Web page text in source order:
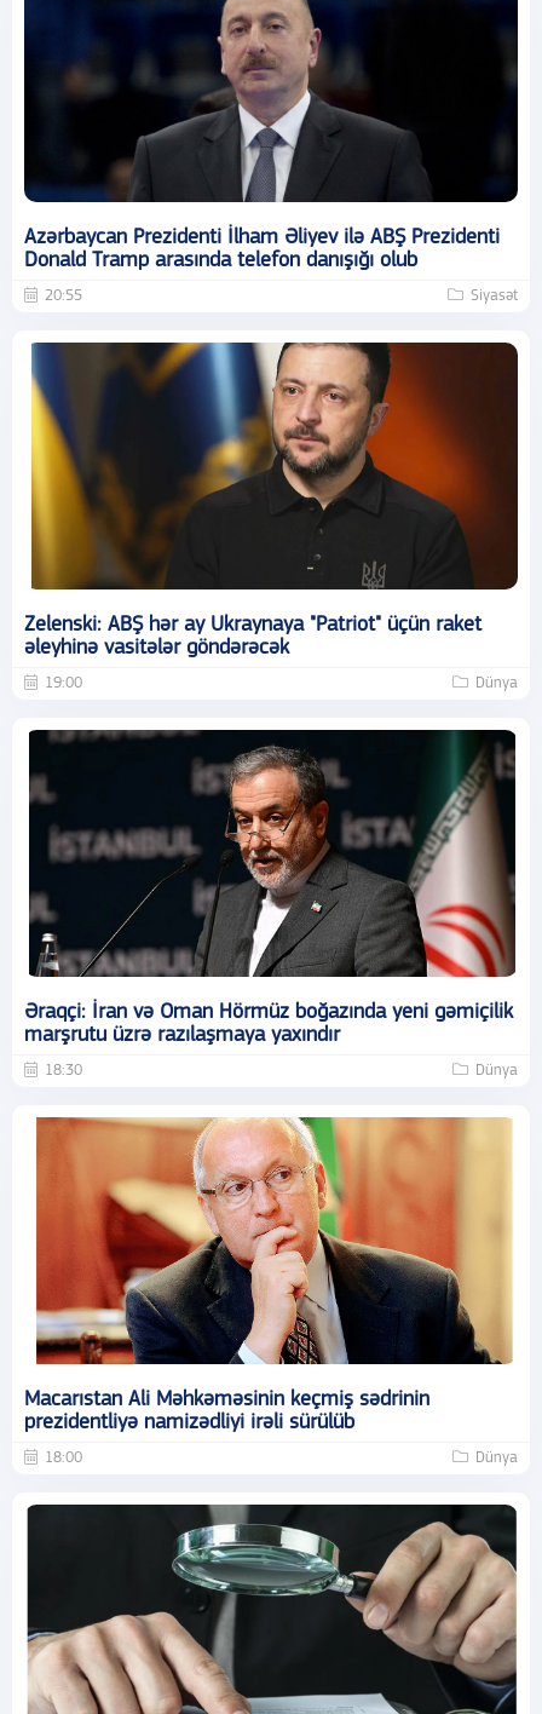
Azərbaycan Prezidenti İlham Əliyev ilə ABŞ Prezidenti
Donald Tramp arasında telefon danışığı olub
20:55 Siyasət
Zelenski: ABŞ hər ay Ukraynaya "Patriot" üçün raket
əleyhinə vasitələr göndərəcək
19:00 Dünya
Əraqçi: İran və Oman Hörmüz boğazında yeni gəmiçilik
marşrutu üzrə razılaşmaya yaxındır
18:30 Dünya
Macarıstan Ali Məhkəməsinin keçmiş sədrinin
prezidentliyə namizədliyi irəli sürülüb
18:00 Dünya